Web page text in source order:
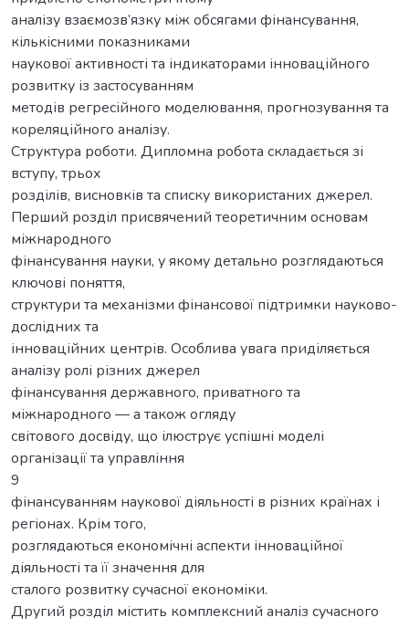
аналізу взаємозв’язку між обсягами фінансування,
кількісними показниками
наукової активності та індикаторами інноваційного
розвитку із застосуванням
методів регресійного моделювання, прогнозування та
кореляційного аналізу.
Структура роботи. Дипломна робота складається зі
вступу, трьох
розділів, висновків та списку використаних джерел.
Перший розділ присвячений теоретичним основам
міжнародного
фінансування науки, у якому детально розглядаються
ключові поняття,
структури та механізми фінансової підтримки науково-
дослідних та
інноваційних центрів. Особлива увага приділяється
аналізу ролі різних джерел
фінансування державного, приватного та
міжнародного — а також огляду
світового досвіду, що ілюструє успішні моделі
організації та управління
9
фінансуванням наукової діяльності в різних країнах і
регіонах. Крім того,
розглядаються економічні аспекти інноваційної
діяльності та її значення для
сталого розвитку сучасної економіки.
Другий розділ містить комплексний аналіз сучасного